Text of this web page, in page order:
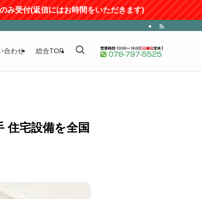
信にはお時間をいただきます)
合わせ 総合TOP
住宅設備を全国